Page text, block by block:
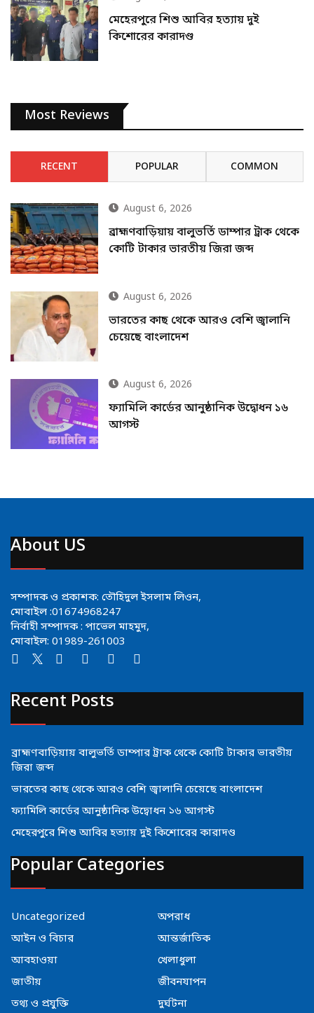
মেহেরপুরে শিশু আবির হত্যায় দুই
কিশোরের কারাদণ্ড
Most Reviews
RECENT POPULAR COMMON
August 6, 2026
ব্রাহ্মণবাড়িয়ায় বালুভর্তি ডাম্পার ট্রাক থেকে
কোটি টাকার ভারতীয় জিরা জব্দ
August 6, 2026
ভারতের কাছ থেকে আরও বেশি জ্বালানি
চেয়েছে বাংলাদেশ
August 6, 2026
ফ্যামিলি কার্ডের আনুষ্ঠানিক উদ্বোধন ১৬
আগস্ট
About US
সম্পাদক ও প্রকাশক: তৌহিদুল ইসলাম লিওন,
মোবাইল :01674968247
নির্বাহী সম্পাদক : পাভেল মাহমুদ,
মোবাইল: 01989-261003
Recent Posts
ব্রাহ্মণবাড়িয়ায় বালুভর্তি ডাম্পার ট্রাক থেকে কোটি টাকার ভারতীয়
জিরা জব্দ
ভারতের কাছ থেকে আরও বেশি জ্বালানি চেয়েছে বাংলাদেশ
ফ্যামিলি কার্ডের আনুষ্ঠানিক উদ্বোধন ১৬ আগস্ট
মেহেরপুরে শিশু আবির হত্যায় দুই কিশোরের কারাদণ্ড
Popular Categories
Uncategorized
অপরাধ
আইন ও বিচার
আন্তর্জাতিক
আবহাওয়া
খেলাধুলা
জাতীয়
জীবনযাপন
তথ্য ও প্রযুক্তি
দুর্ঘটনা